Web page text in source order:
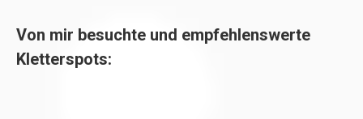
Von mir besuchte und empfehlenswerte
Kletterspots: